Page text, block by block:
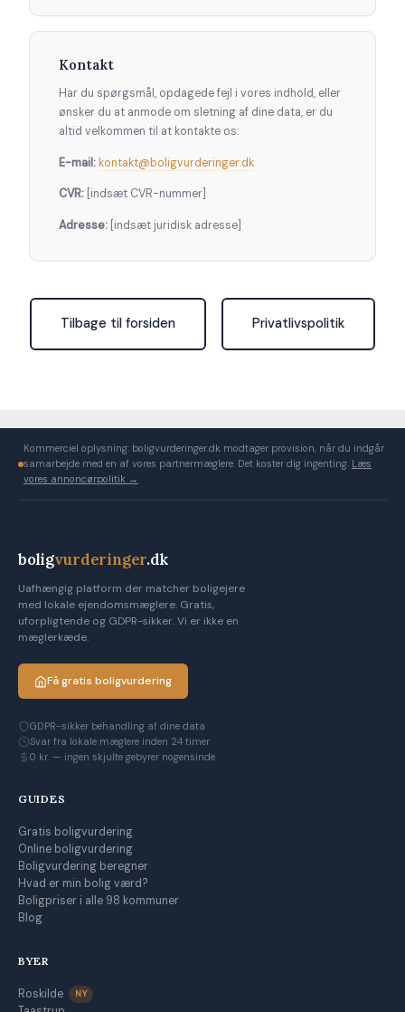
Kontakt
Har du spørgsmål, opdagede fejl i vores indhold, eller
ønsker du at anmode om sletning af dine data, er du
altid velkommen til at kontakte os:
E-mail: kontakt@boligvurderinger.dk
CVR: [indsæt CVR-nummer]
Adresse: [indsæt juridisk adresse]
Tilbage til forsiden Privatlivspolitik
Kommerciel oplysning: boligvurderinger.dk modtager provision, når du indgår
samarbejde med en af vores partnermæglere. Det koster dig ingenting. Læs
vores annoncørpolitik →
boligvurderinger.dk
Uafhængig platform der matcher boligejere
med lokale ejendomsmæglere. Gratis,
uforpligtende og GDPR-sikker. Vi er ikke en
mæglerkæde.
Få gratis boligvurdering
GDPR-sikker behandling af dine data
Svar fra lokale mæglere inden 24 timer
0 kr. — ingen skjulte gebyrer nogensinde
GUIDES
Gratis boligvurdering
Online boligvurdering
Boligvurdering beregner
Hvad er min bolig værd?
Boligpriser i alle 98 kommuner
Blog
BYER
Roskilde NY